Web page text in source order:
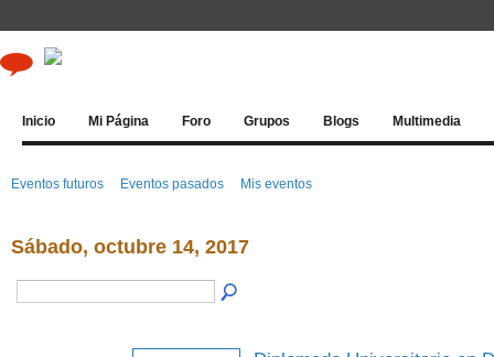
Inicio Mi Página Foro Grupos Blogs Multimedia
Eventos futuros Eventos pasados Mis eventos
Sábado, octubre 14, 2017